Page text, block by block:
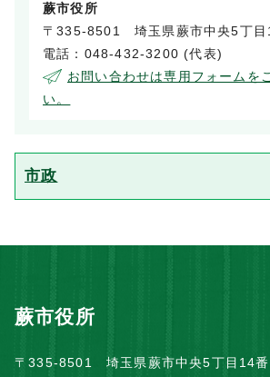
蕨市役所
〒335-8501 埼玉県蕨市中央5丁目
電話：048-432-3200 (代表)
お問い合わせは専用フォームを
い。
市政
蕨市役所
〒335-8501 埼玉県蕨市中央5丁目14